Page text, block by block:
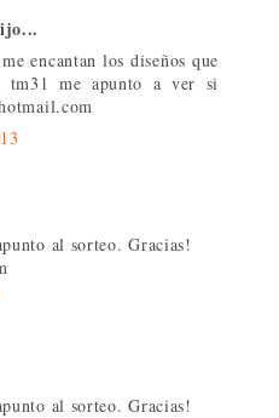
encantan los diseños que
tm31 me apunto a ver si
al sorteo. Gracias!
al sorteo. Gracias!